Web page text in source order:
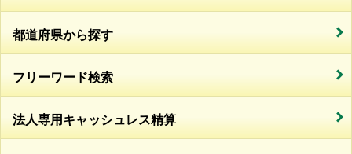
都道府県から探す
フリーワード検索
法人専用キャッシュレス精算